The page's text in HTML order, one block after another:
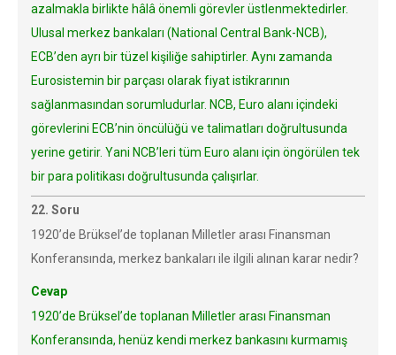
azalmakla birlikte hâlâ önemli görevler üstlenmektedirler.
Ulusal merkez bankaları (National Central Bank-NCB),
ECB’den ayrı bir tüzel kişiliğe sahiptirler. Aynı zamanda
Eurosistemin bir parçası olarak fiyat istikrarının
sağlanmasından sorumludurlar. NCB, Euro alanı içindeki
görevlerini ECB’nin öncülüğü ve talimatları doğrultusunda
yerine getirir. Yani NCB’leri tüm Euro alanı için öngörülen tek
bir para politikası doğrultusunda çalışırlar.
22. Soru
1920’de Brüksel’de toplanan Milletler arası Finansman
Konferansında, merkez bankaları ile ilgili alınan karar nedir?
Cevap
1920’de Brüksel’de toplanan Milletler arası Finansman
Konferansında, henüz kendi merkez bankasını kurmamış